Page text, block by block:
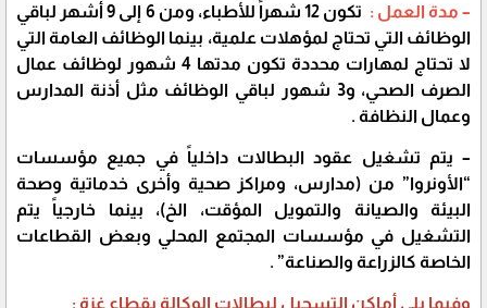
– مدة العمل :
تكون 12 شهراً للأطباء، ومن 6 إلى 9 أشهر لباقي
الوظائف التي تحتاج لمؤهلات علمية، بينما الوظائف العامة التي
لا تحتاج لمهارات محددة تكون مدتها 4 شهور لوظائف عمال
الصرف الصحي، و3 شهور لباقي الوظائف مثل أذنة المدارس
وعمال النظافة .
– يتم تشغيل عقود البطالات داخلياً في جميع مؤسسات
“الأونروا” من (مدارس، ومراكز صحية وأخرى خدماتية وصحة
البيئة والصيانة والتمويل المؤقت، الخ)، بينما خارجياً يتم
التشغيل في مؤسسات المجتمع المحلي وبعض القطاعات
الخاصة كالزراعة والصناعة” .
وفيما يلي أماكن التسجيل لبطالات الوكالة بقطاع غزة :